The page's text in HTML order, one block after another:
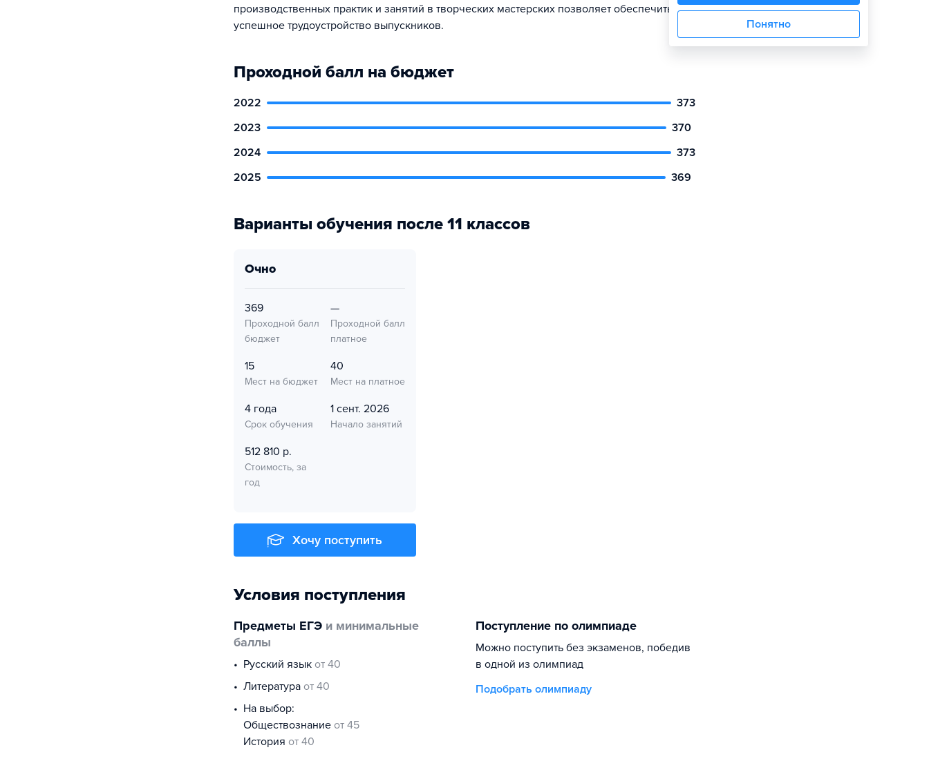
производственных практик и занятий в творческих мастерских позволяет обеспечить
успешное трудоустройство выпускников.
Проходной балл на бюджет
2022
373
2023
370
2024
373
2025
369
Варианты обучения после 11 классов
очно
369
Проходной балл
бюджет
—
Проходной балл
платное
15
Мест на бюджет
40
Мест на платное
4 года
Срок обучения
1 сент. 2026
Начало занятий
512 810 р.
Стоимость, за
год
Хочу поступить
Условия поступления
Предметы ЕГЭ и минимальные
баллы
русский язык от 40
литература от 40
На выбор:
обществознание от 45
история от 40
Поступление по олимпиаде
Можно поступить без экзаменов, победив
в одной из олимпиад
Подобрать олимпиаду
Понятно